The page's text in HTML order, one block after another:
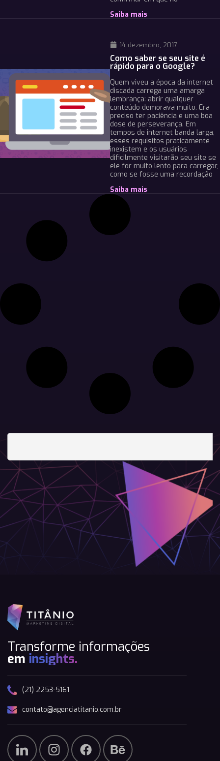
Saiba mais
14 dezembro, 2017
Como saber se seu site é
rápido para o Google?
Quem viveu a época da internet
discada carrega uma amarga
lembrança: abrir qualquer
conteúdo demorava muito. Era
preciso ter paciência e uma boa
dose de perseverança. Em
tempos de internet banda larga,
esses requisitos praticamente
inexistem e os usuários
dificilmente visitarão seu site se
ele for muito lento para carregar,
como se fosse uma recordação
Saiba mais
Transforme informações
em insights.
(21) 2253-5161
contato@agenciatitanio.com.br